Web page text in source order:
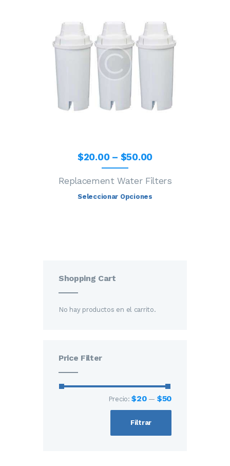
$20.00 – $50.00
Replacement Water Filters
Seleccionar Opciones
Shopping Cart
No hay productos en el carrito.
Price Filter
Filtrar
Precio:$20— $50